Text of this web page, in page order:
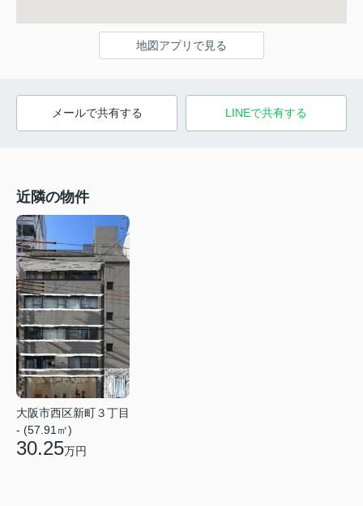
地図アプリで見る
メールで共有する LINEで共有する
近隣の物件
大阪市西区新町３丁目
- (57.91㎡)
30.25万円